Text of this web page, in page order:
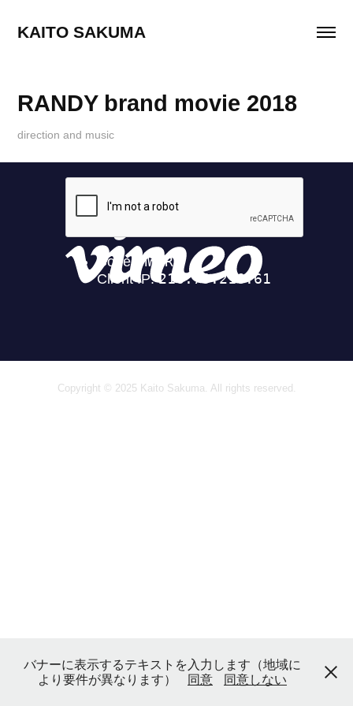
KAITO SAKUMA
RANDY brand movie 2018
direction and music
Copyright © 2025 Kaito Sakuma. All rights reserved.
バナーに表示するテキストを入力します（地域に
より要件が異なります）
同意 同意しない